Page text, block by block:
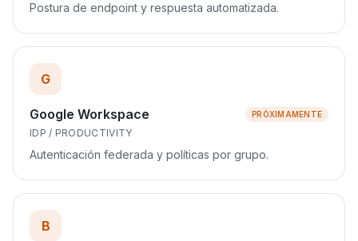
Postura de endpoint y respuesta automatizada.
G
Google Workspace PRÓXIMAMENTE
IDP / PRODUCTIVITY
Autenticación federada y políticas por grupo.
B